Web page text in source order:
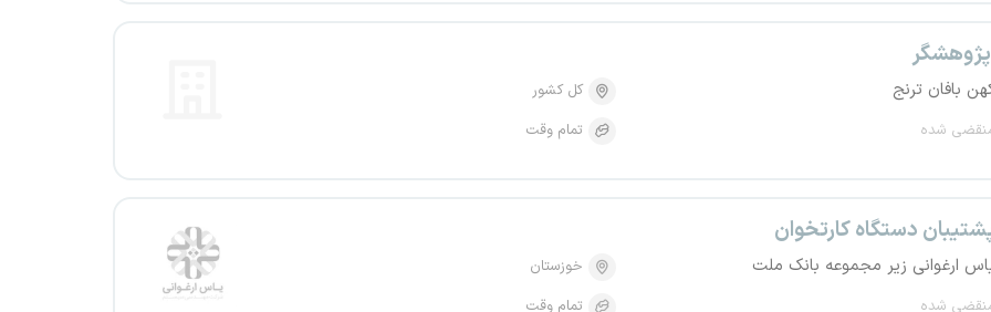
پژوهشگر
بافان ترنج
شده
کل کشور
تمام وقت
دستگاه کارتخوان
ارغوانی زیر مجموعه بانک ملت
شده
خوزستان
تمام وقت